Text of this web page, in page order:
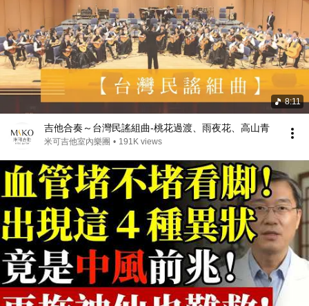
8:11
吉他合奏～台灣民謠組曲-桃花過渡、雨夜花、高山青
米可吉他室內樂團 • 191K views